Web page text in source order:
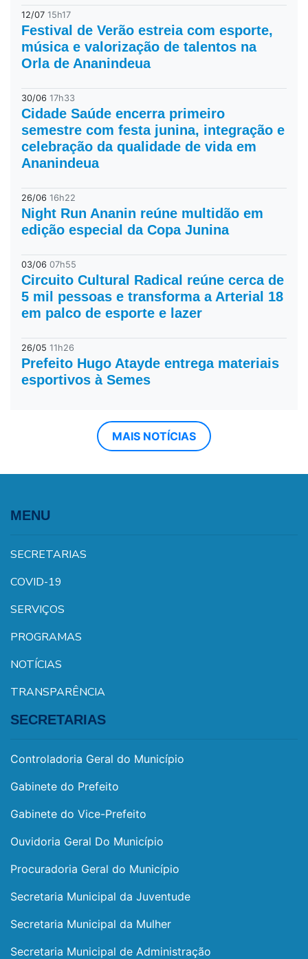
12/07 15h17
Festival de Verão estreia com esporte,
música e valorização de talentos na
Orla de Ananindeua
30/06 17h33
Cidade Saúde encerra primeiro
semestre com festa junina, integração e
celebração da qualidade de vida em
Ananindeua
26/06 16h22
Night Run Ananin reúne multidão em
edição especial da Copa Junina
03/06 07h55
Circuito Cultural Radical reúne cerca de
5 mil pessoas e transforma a Arterial 18
em palco de esporte e lazer
26/05 11h26
Prefeito Hugo Atayde entrega materiais
esportivos à Semes
MAIS NOTÍCIAS
MENU
SECRETARIAS
COVID-19
SERVIÇOS
PROGRAMAS
NOTÍCIAS
TRANSPARÊNCIA
SECRETARIAS
Controladoria Geral do Município
Gabinete do Prefeito
Gabinete do Vice-Prefeito
Ouvidoria Geral Do Município
Procuradoria Geral do Município
Secretaria Municipal da Juventude
Secretaria Municipal da Mulher
Secretaria Municipal de Administração